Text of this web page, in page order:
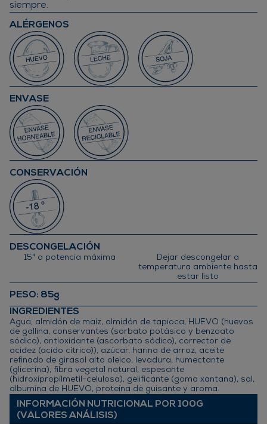
siempre.
ALÉRGENOS
ENVASE
CONSERVACIÓN
DESCONGELACIÓN
15" a potencia máxima
Dejar descongelar a
temperatura ambiente hasta
estar listo
PESO: 85g
INGREDIENTES
Agua, almidón de maíz, almidón de tapioca, HUEVO (huevos
de gallina, conservantes (sorbato potásico y benzoato
sódico), antioxidante (ascorbato sódico), corrector de
acidez (acido cítrico)), azúcar, harina de arroz, aceite
refinado de girasol alto oleico, levadura, humectante
(glicerina), fibra vegetal natural, espesante
(hidroxipropilmetil-celulosa), gelificante (goma xantana), sal,
albumina de HUEVO, proteína de guisante y aroma.
INFORMACIÓN NUTRICIONAL POR 100G
(VALORES ANÁLISIS)